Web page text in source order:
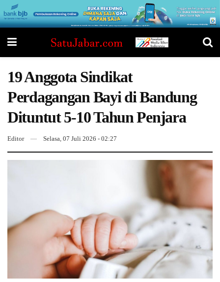
19 Anggota Sindikat
Perdagangan Bayi di Bandung
Dituntut 5-10 Tahun Penjara
Editor Selasa, 07 Juli 2026 - 02:27